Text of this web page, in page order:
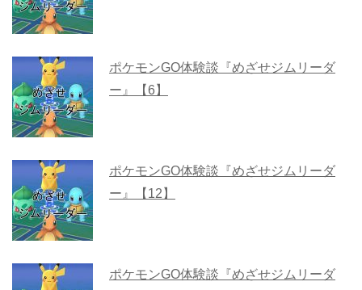
ポケモンGO体験談『めざせジムリーダ
ー』【6】
ポケモンGO体験談『めざせジムリーダ
ー』【12】
ポケモンGO体験談『めざせジムリーダ